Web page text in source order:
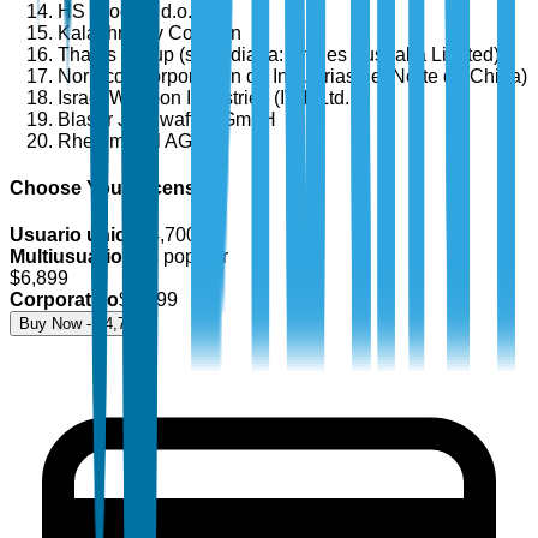
HS Produkt d.o.o.
Kalashnikov Concern
Thales Group (subsidiaria: Thales Australia Limited)
Norinco (Corporación de Industrias del Norte de China)
Israel Weapon Industries (IWI) Ltd.
Blaser Jagdwaffen GmbH
Rheinmetall AG
Choose Your License
Usuario único
4,700
Multiusuario Más popular
$6,899
Corporativo$ 8,499
Buy Now - $ 4,700